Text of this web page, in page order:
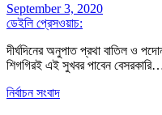
September 3, 2020
ডেইলি প্রেসওয়াচ:
দীর্ঘদিনের অনুপাত প্রথা বাতিল ও
শিগগিরই এই সুখবর পাবেন
নির্বাচন সংবাদ